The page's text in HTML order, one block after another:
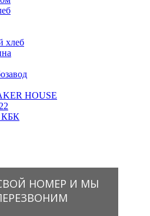
хлеб
HOUSE
НОМЕР И МЫ